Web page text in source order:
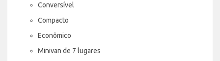
Conversível
Compacto
Econômico
Minivan de 7 lugares